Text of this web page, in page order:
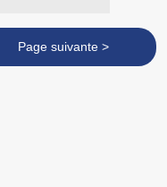
Page suivante >